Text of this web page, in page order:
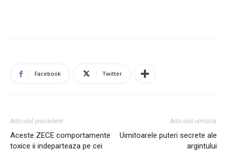
Facebook Twitter
Articolul precedent
Aceste ZECE comportamente
toxice ii indeparteaza pe cei
Articolul următor
Uimitoarele puteri secrete ale
argintului